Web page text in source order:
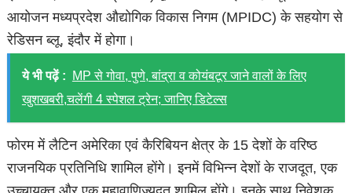
आयोजन मध्यप्रदेश औद्योगिक विकास निगम (MPIDC) के सहयोग से
रेडिसन ब्लू, इंदौर में होगा।
ये भी पढ़ें :
MP से गोवा, पुणे, बांद्रा व कोयंबटूर जाने वालों के लिए
खुशखबरी,चलेंगी 4 स्पेशल ट्रेन; जानिए डिटेल्स
फोरम में लैटिन अमेरिका एवं कैरिबियन क्षेत्र के 15 देशों के वरिष्ठ
राजनयिक प्रतिनिधि शामिल होंगे। इनमें विभिन्न देशों के राजदूत, एक